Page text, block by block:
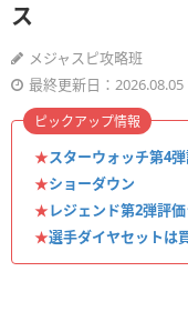
ス
メジャスピ攻略班
最終更新日：2026.08.05
★スターウォッチ第4
★ショーダウン
★レジェンド第2弾評
★選手ダイヤセットは
ピックアップ情報